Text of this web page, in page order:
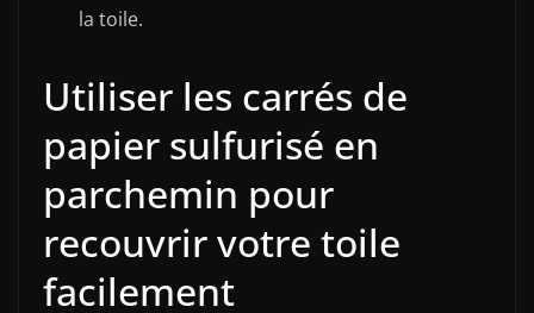
la toile.
Utiliser les carrés de
papier sulfurisé en
parchemin pour
recouvrir votre toile
facilement